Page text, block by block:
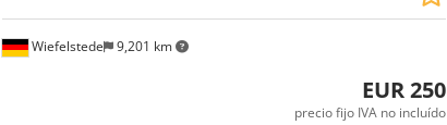
Wiefelstede 9,201 km
EUR 250
precio fijo IVA no incluído